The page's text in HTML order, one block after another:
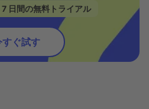
日間の無料トライアル
すぐ試す